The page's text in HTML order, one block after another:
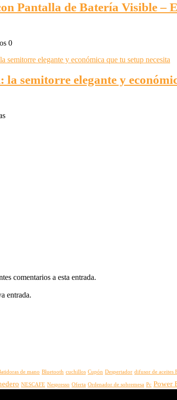
Pantalla de Batería Visible –
0
semitorre elegante y
comentarios a esta entrada.
entrada.
de mano Bluetooth cuchillos Cupón Despertador difusor de aceites
NESCAFE Nespresso Oferta Ordenador de sobremesa Pc Power